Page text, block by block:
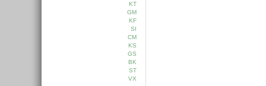
KT
GM
KF
SI
CM
KS
GS
BK
ST
VX